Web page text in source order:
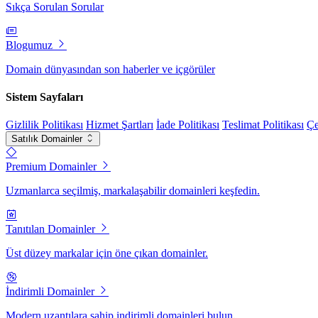
Sıkça Sorulan Sorular
Blogumuz
Domain dünyasından son haberler ve içgörüler
Sistem Sayfaları
Gizlilik Politikası Hizmet Şartları İade Politikası Teslimat Politikası
Satılık Domainler
Premium Domainler
Uzmanlarca seçilmiş, markalaşabilir domainleri keşfedin.
Tanıtılan Domainler
Üst düzey markalar için öne çıkan domainler.
İndirimli Domainler
Modern uzantılara sahip indirimli domainleri bulun.